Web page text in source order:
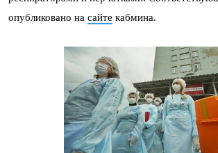
опубликовано на сайте кабмина.